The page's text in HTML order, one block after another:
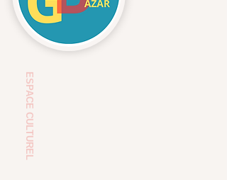
ESP
ACE CULTUREL